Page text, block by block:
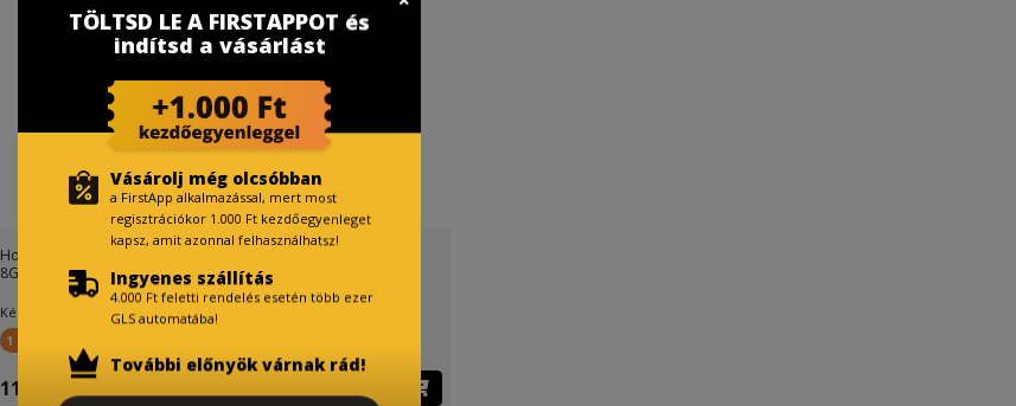
Honor 600 Lite 5G Dual Sim
8GB RAM 256GB (Szürke)
Készletinfó:
1 199 FirstPont
119 890 Ft
8GB RAM 256GB (Fekete)
TÖLTSD LE A FIRSTAPPOT és
indítsd a vásárlást
Vásárolj még olcsóbban
a FirstApp alkalmazással, mert most
regisztrációkor 1.000 Ft kezdőegyenleget
kapsz, amit azonnal felhasználhatsz!
Ingyenes szállítás
4.000 Ft feletti rendelés esetén több ezer
GLS automatába!
További előnyök várnak rád!